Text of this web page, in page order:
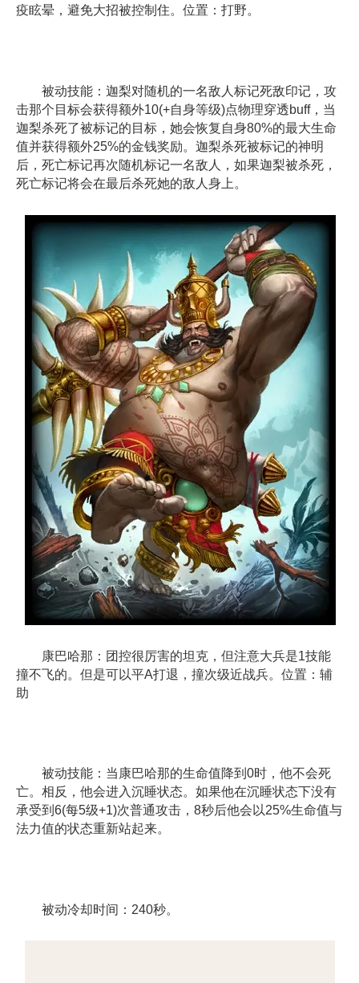
疫眩晕，避免大招被控制住。位置：打野。
被动技能：迦梨对随机的一名敌人标记死敌印记，攻
击那个目标会获得额外10(+自身等级)点物理穿透buff，当
迦梨杀死了被标记的目标，她会恢复自身80%的最大生命
值并获得额外25%的金钱奖励。迦梨杀死被标记的神明
后，死亡标记再次随机标记一名敌人，如果迦梨被杀死，
死亡标记将会在最后杀死她的敌人身上。
康巴哈那：团控很厉害的坦克，但注意大兵是1技能
撞不飞的。但是可以平A打退，撞次级近战兵。位置：辅
助
被动技能：当康巴哈那的生命值降到0时，他不会死
亡。相反，他会进入沉睡状态。如果他在沉睡状态下没有
承受到6(每5级+1)次普通攻击，8秒后他会以25%生命值与
法力值的状态重新站起来。
被动冷却时间：240秒。